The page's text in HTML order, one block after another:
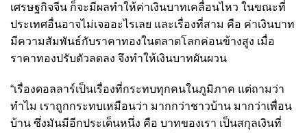
เศรษฐกิจจีน ก็จะมีผลทำให้ค่าเงินบาทเคลื่อนไหว ในขณะที่
ประเทศอื่นอาจไม่เจออะไรเลย และเรื่องที่สาม คือ ค่าเงินบาท
มีความสัมพันธ์กับราคาทองในตลาดโลกค่อนข้างสูง เมื่อ
ราคาทองปรับตัวลดลง จึงทำให้เงินบาทผันผวน
“เรื่องดอลลาร์เป็นเรื่องที่กระทบทุกคนในภูมิภาค แต่ถามว่า
ทำไม เราถูกกระทบเหมือนว่า มากกว่าชาวบ้าน มากว่าเพื่อน
บ้าน ซึ่งมันมีอีกประเด็นหนึ่ง คือ บาทของเรา เป็นสกุลเงินที่